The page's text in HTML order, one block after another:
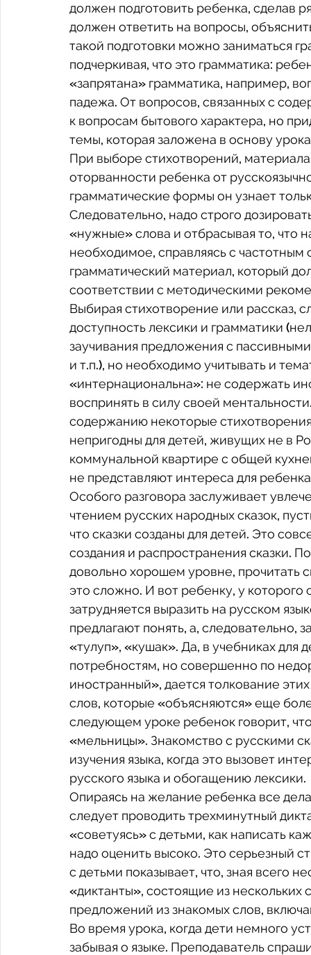
должен подготовить ребенка, сделав
должен ответить на вопросы,
такой подготовки можно заниматься
подчеркивая, что это грамматика:
«запрятана» грамматика, например,
падежа. От вопросов, связанных с
к вопросам бытового характера, но
темы, которая заложена в основу
При выборе стихотворений,
оторванности ребенка от
грамматические формы он узнает
Следовательно, надо строго
«нужные» слова и отбрасывая то, что
необходимое, справляясь с частотным
грамматический материал, который
соответствии с методическими
Выбирая стихотворение или рассказ,
доступность лексики и грамматики
заучивания предложения с
и т.п.), но необходимо учитывать и
«интернациональна»: не содержать
воспринять в силу своей
содержанию некоторые
непригодны для детей, живущих не в
коммунальной квартире с общей
не представляют интереса для
Особого разговора заслуживает
чтением русских народных сказок,
что сказки созданы для детей. Это
создания и распространения сказки.
довольно хорошем уровне, прочитать
это сложно. И вот ребенку, у которого
затрудняется выразить на русском
предлагают понять, а, следовательно,
«тулуп», «кушак». Да, в учебниках
потребностям, но совершенно по
иностранный», дается толкование
слов, которые «объясняются» еще
следующем уроке ребенок говорит,
«мельницы». Знакомство с русскими
изучения языка, когда это вызовет
русского языка и обогащению лексики.
Опираясь на желание ребенка все
следует проводить трехминутный
«советуясь» с детьми, как написать
надо оценить высоко. Это серьезный
с детьми показывает, что, зная всего
«диктанты», состоящие из
предложений из знакомых слов,
Во время урока, когда дети немного
забывая о языке. Преподаватель